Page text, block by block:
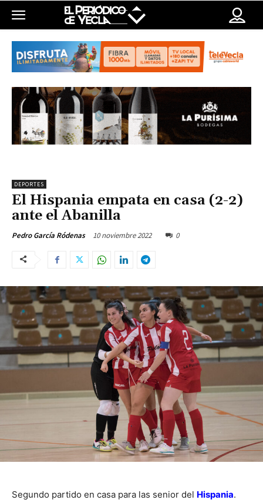
DEPORTES
El Hispania empata en casa (2-2)
ante el Abanilla
Pedro García Ródenas 10 noviembre 2022 0
Segundo partido en casa para las senior del Hispania.